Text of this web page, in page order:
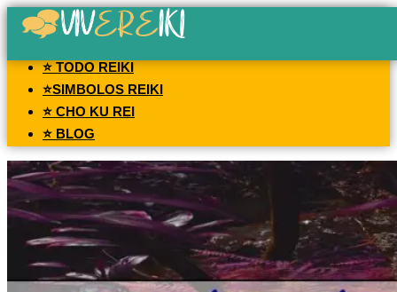
⭐ TODO REIKI
⭐SIMBOLOS REIKI
⭐ CHO KU REI
⭐ BLOG